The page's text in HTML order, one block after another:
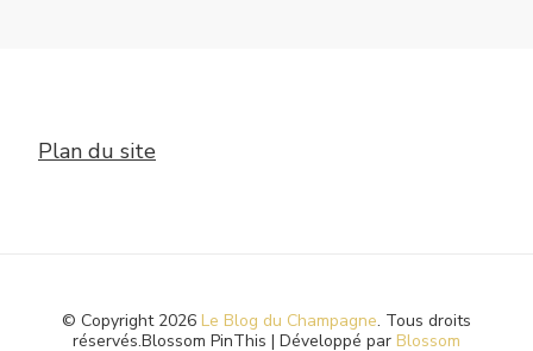
Plan du site
© Copyright 2026 Le Blog du Champagne. Tous droits
réservés.Blossom PinThis | Développé par Blossom